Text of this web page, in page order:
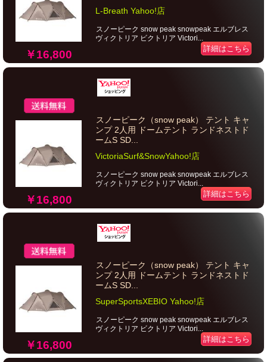
￥16,800
L-Breath Yahoo!店
スノーピーク snow peak snowpeak エルブレス
ヴィクトリア ビクトリア Victori...
詳細はこちら
￥16,800
スノーピーク（snow peak） テント キャ
ンプ 2人用 ドームテント ランドネストド
ームS SD...
VictoriaSurf&SnowYahoo!店
スノーピーク snow peak snowpeak エルブレス
ヴィクトリア ビクトリア Victori...
詳細はこちら
￥16,800
スノーピーク（snow peak） テント キャ
ンプ 2人用 ドームテント ランドネストド
ームS SD...
SuperSportsXEBIO Yahoo!店
スノーピーク snow peak snowpeak エルブレス
ヴィクトリア ビクトリア Victori...
詳細はこちら